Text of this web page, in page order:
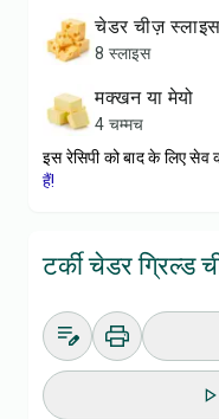
चेडर चीज़
8 स्लाइस
मक्खन या मेयो
4 चम्मच
इस रेसिपी को बाद के लिए सेव
हैं!
टर्की चेडर ग्रिल्ड